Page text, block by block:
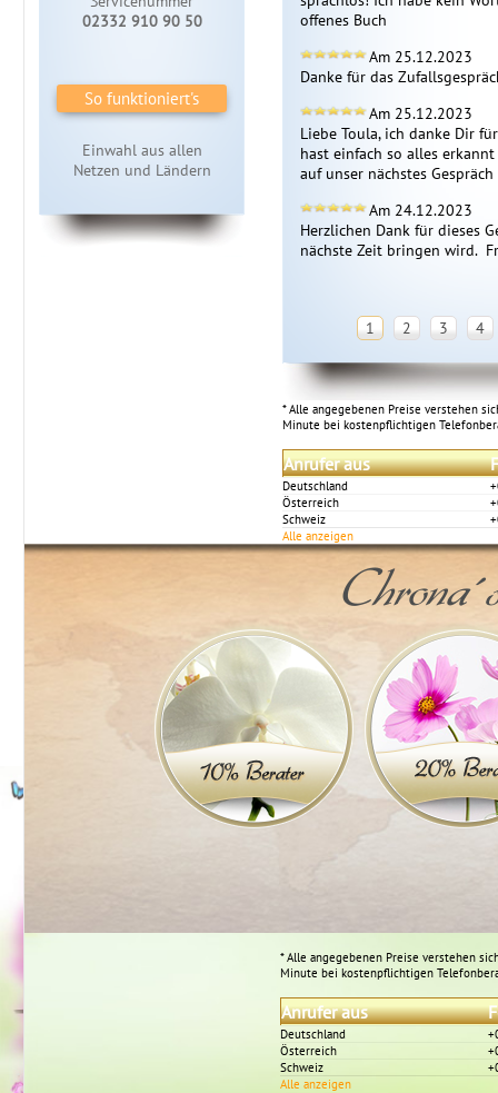
02332 910 90 50
So funktioniert's
Einwahl aus allen
Netzen und Ländern
offenes Buch
Am 25.12.2023
Danke für das
Am 25.12.2023
Liebe Toula, ich danke Dir
hast einfach so alles
auf unser nächstes
Am 24.12.2023
Herzlichen Dank für dieses
nächste Zeit bringen wird.
1 2 3 4
* Alle angegebenen Preise verstehen
Minute bei kostenpflichtigen
Anrufer aus
Deutschland
Österreich
Schweiz
Alle anzeigen
* Alle angegebenen Preise verstehen
Minute bei kostenpflichtigen
Anrufer aus
Deutschland
Österreich
Schweiz
Alle anzeigen